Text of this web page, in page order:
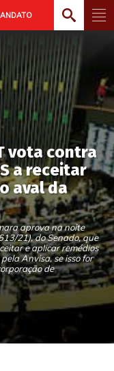
vota contra
a receitar
aval da
aprova na noite
21), do Senado, que
e aplicar remédios
Anvisa, se isso for
de